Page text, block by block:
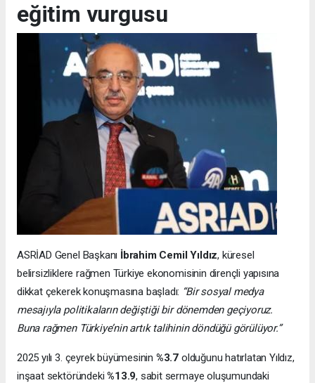
eğitim vurgusu
ASRİAD Genel Başkanı İbrahim Cemil Yıldız, küresel
belirsizliklere rağmen Türkiye ekonomisinin dirençli yapısına
dikkat çekerek konuşmasına başladı: “Bir sosyal medya
mesajıyla politikaların değiştiği bir dönemden geçiyoruz.
Buna rağmen Türkiye’nin artık talihinin döndüğü görülüyor.”
2025 yılı 3. çeyrek büyümesinin %3.7 olduğunu hatırlatan Yıldız,
inşaat sektöründeki%13.9, sabit sermaye oluşumundaki